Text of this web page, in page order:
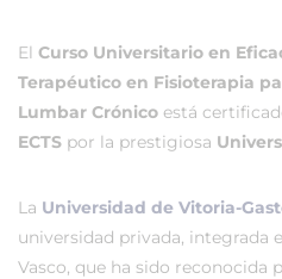
El Curso Universitario en
Terapéutico en Fisioterapia
Lumbar Crónico está
ECTS por la prestigiosa
La Universidad de Vitoria-
universidad privada, integrada
Vasco, que ha sido reconocida